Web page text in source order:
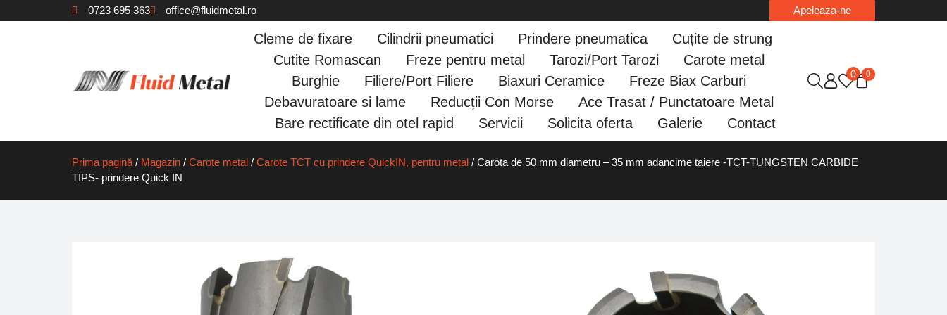
0723 695 363 office@fluidmetal.ro Apeleaza-ne
Cleme de fixare Cilindrii pneumatici Prindere pneumatica
Cuțite de strung
Cutite Romascan
Freze pentru metal Tarozi/Port Tarozi
Carote metal
Burghie
Filiere/Port Filiere Biaxuri Ceramice
Freze Biax Carburi
Debavuratoare si lame
Reducții Con Morse
Ace Trasat / Punctatoare Metal
Bare rectificate din otel rapid
Servicii Solicita oferta Galerie Contact
0 0
Prima pagină / Magazin / Carote metal / Carote TCT cu prindere QuickIN, pentru metal / Carota de 50 mm diametru – 35 mm adancime taiere -TCT-TUNGSTEN CARBIDE
TIPS- prindere Quick IN
Adauga in cos